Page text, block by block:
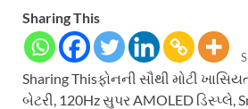
Sharing This
Sharing Thisફોનની સૌથી મોટી
બેટરી, 120Hz સુપર AMOLED ડિસ્પ્લે,